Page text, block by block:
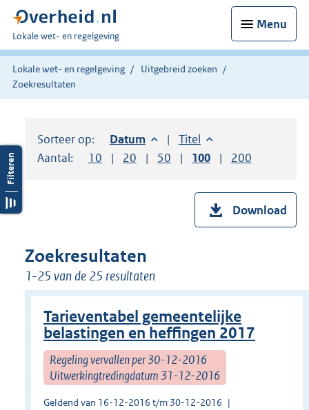
Menu
U
bent
hier:
Lokale wet- en regelgeving
Lokale wet- en regelgeving
Uitgebreid zoeken
Zoekresultaten
Sorteer op: Sorteer op:
Datum aflopendSorteer op:
Titel oplopend
Aantal:
Toon
10 resultaten per pagina
Toon
20 resultaten per pagina
Toon
50 resultaten per pagina
Toon
100 resultaten per
Toon
200
Download
Zoekresultaten
1-25 van de 25 resultaten
Tarieventabel gemeentelijke
belastingen en heffingen 2017
Regeling vervallen per 30-12-2016
Uitwerkingtredingdatum 31-12-2016
Geldend van 16-12-2016 t/m 30-12-2016